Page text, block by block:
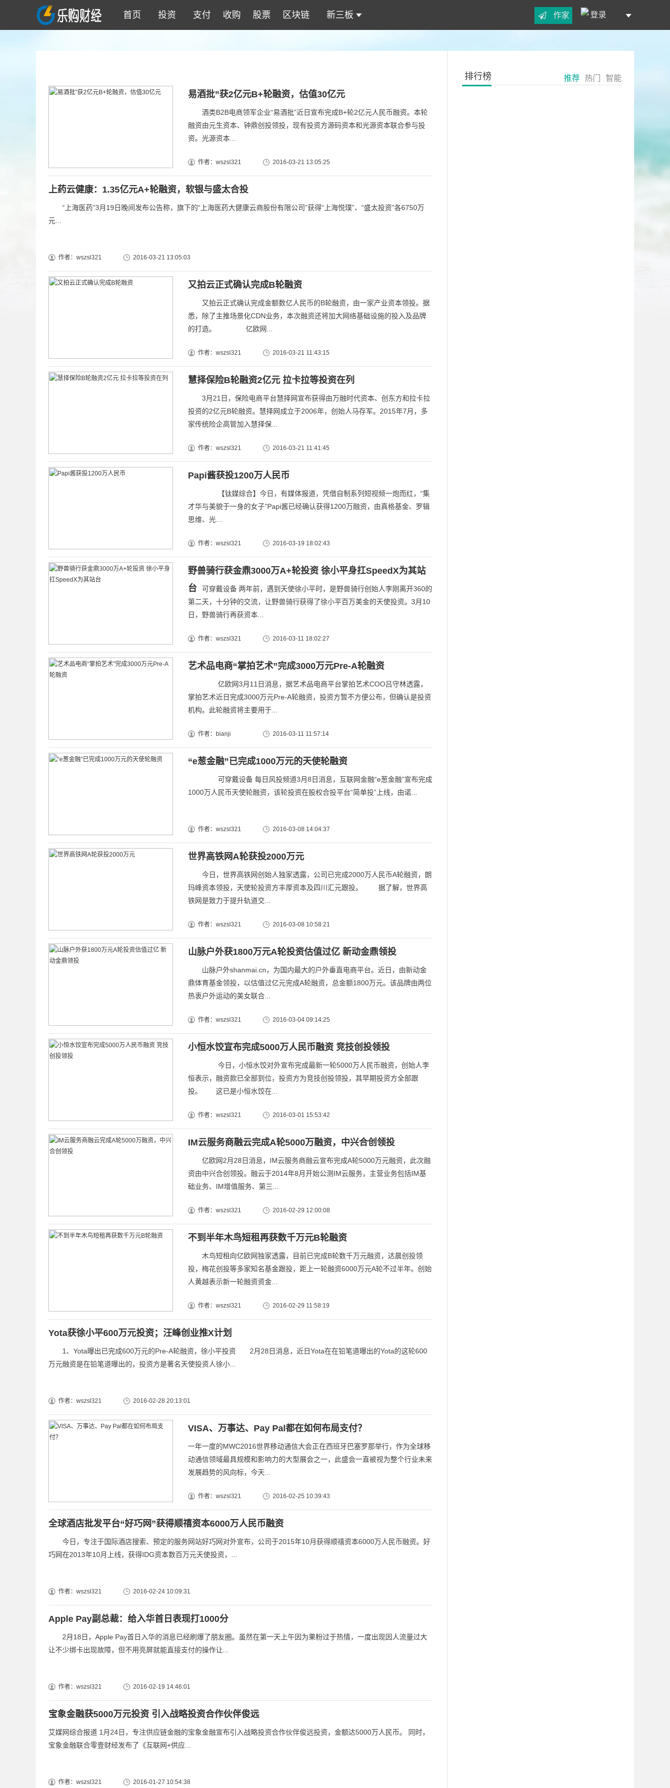
首页 投资 支付 收购 股票 区块链 新三板 作家 登录
易酒批”获2亿元B+轮融资，估值30亿元
酒类B2B电商领军企业“易酒批”近日宣布完成B+轮2亿元人民币融资。本轮
融资由元生资本、钟鼎创投领投，现有投资方源码资本和光源资本联合参与投
资。光源资本...
作者：wszsl321 2016-03-21 13:05:25
上药云健康：1.35亿元A+轮融资，软银与盛太合投
“上海医药”3月19日晚间发布公告称，旗下的“上海医药大健康云商股份有限公司”获得“上海悦璞”、“盛太投资”各6750万
元...
作者：wszsl321 2016-03-21 13:05:03
又拍云正式确认完成B轮融资
又拍云正式确认完成金额数亿人民币的B轮融资，由一家产业资本领投。据
悉，除了主推场景化CDN业务，本次融资还将加大网络基础设施的投入及品牌
的打造。 亿欧网...
作者：wszsl321 2016-03-21 11:43:15
慧择保险B轮融资2亿元 拉卡拉等投资在列
3月21日，保险电商平台慧择网宣布获得由万融时代资本、创东方和拉卡拉
投资的2亿元B轮融资。慧择网成立于2006年，创始人马存军。2015年7月，多
家传统险企高管加入慧择保...
作者：wszsl321 2016-03-21 11:41:45
Papi酱获投1200万人民币
【钛媒综合】今日，有媒体报道，凭借自制系列短视频一炮而红，“集
才华与美貌于一身的女子”Papi酱已经确认获得1200万融资，由真格基金、罗辑
思维、光...
作者：wszsl321 2016-03-19 18:02:43
野兽骑行获金鼎3000万A+轮投资 徐小平身扛SpeedX为其站
台
可穿戴设备 两年前，遇到天使徐小平时，是野兽骑行创始人李刚离开360的
第二天，十分钟的交流，让野兽骑行获得了徐小平百万美金的天使投资。3月10
日，野兽骑行再获资本...
作者：wszsl321 2016-03-11 18:02:27
艺术品电商“掌拍艺术”完成3000万元Pre-A轮融资
亿欧网3月11日消息，据艺术品电商平台掌拍艺术COO吕守林透露，
掌拍艺术近日完成3000万元Pre-A轮融资，投资方暂不方便公布，但确认是投资
机构。此轮融资将主要用于...
作者：bianji 2016-03-11 11:57:14
“e葱金融”已完成1000万元的天使轮融资
可穿戴设备 每日风投频道3月8日消息，互联网金融“e葱金融”宣布完成
1000万人民币天使轮融资，该轮投资在股权合投平台“简单投”上线，由诺...
作者：wszsl321 2016-03-08 14:04:37
世界高铁网A轮获投2000万元
今日，世界高铁网创始人独家透露，公司已完成2000万人民币A轮融资，朗
玛峰资本领投，天使轮投资方丰厚资本及四川汇元跟投。 据了解，世界高
铁网是致力于提升轨道交...
作者：wszsl321 2016-03-08 10:58:21
山脉户外获1800万元A轮投资估值过亿 新动金鼎领投
山脉户外shanmai.cn，为国内最大的户外垂直电商平台。近日，由新动金
鼎体育基金领投，以估值过亿元完成A轮融资，总金额1800万元。该品牌由两位
热衷户外运动的美女联合...
作者：wszsl321 2016-03-04 09:14:25
小恒水饺宣布完成5000万人民币融资 竞技创投领投
今日，小恒水饺对外宣布完成最新一轮5000万人民币融资，创始人李
恒表示，融资款已全部到位，投资方为竞技创投领投，其早期投资方全部跟
投。 这已是小恒水饺在...
作者：wszsl321 2016-03-01 15:53:42
IM云服务商融云完成A轮5000万融资，中兴合创领投
亿欧网2月28日消息，IM云服务商融云宣布完成A轮5000万元融资，此次融
资由中兴合创领投。融云于2014年8月开始公测IM云服务，主营业务包括IM基
础业务、IM增值服务、第三...
作者：wszsl321 2016-02-29 12:00:08
不到半年木鸟短租再获数千万元B轮融资
木鸟短租向亿欧网独家透露，目前已完成B轮数千万元融资，达晨创投领
投，梅花创投等多家知名基金跟投，距上一轮融资6000万元A轮不过半年。创始
人黄越表示新一轮融资资金...
作者：wszsl321 2016-02-29 11:58:19
Yota获徐小平600万元投资；汪峰创业推X计划
1、Yota曝出已完成600万元的Pre-A轮融资，徐小平投资 2月28日消息，近日Yota在在铅笔道曝出的Yota的这轮600
万元融资是在铅笔道曝出的，投资方是著名天使投资人徐小...
作者：wszsl321 2016-02-28 20:13:01
VISA、万事达、Pay Pal都在如何布局支付？
一年一度的MWC2016世界移动通信大会正在西班牙巴塞罗那举行，作为全球移
动通信领域最具规模和影响力的大型展会之一，此盛会一直被视为整个行业未来
发展趋势的风向标，今天...
作者：wszsl321 2016-02-25 10:39:43
全球酒店批发平台“好巧网”获得顺禧资本6000万人民币融资
今日，专注于国际酒店搜索、预定的服务网站好巧网对外宣布，公司于2015年10月获得顺禧资本6000万人民币融资。好
巧网在2013年10月上线，获得IDG资本数百万元天使投资，...
作者：wszsl321 2016-02-24 10:09:31
Apple Pay副总裁：给入华首日表现打1000分
2月18日，Apple Pay首日入华的消息已经刷爆了朋友圈。虽然在第一天上午因为果粉过于热情，一度出现因人流量过大
让不少绑卡出现故障，但不用亮屏就能直接支付的操作让...
作者：wszsl321 2016-02-19 14:46:01
宝象金融获5000万元投资 引入战略投资合作伙伴俊远
艾媒网综合报道 1月24日，专注供应链金融的宝象金融宣布引入战略投资合作伙伴俊远投资，金额达5000万人民币。 同时，
宝象金融联合零壹财经发布了《互联网+供应...
作者：wszsl321 2016-01-27 10:54:38
推荐 热门 智能
排行榜